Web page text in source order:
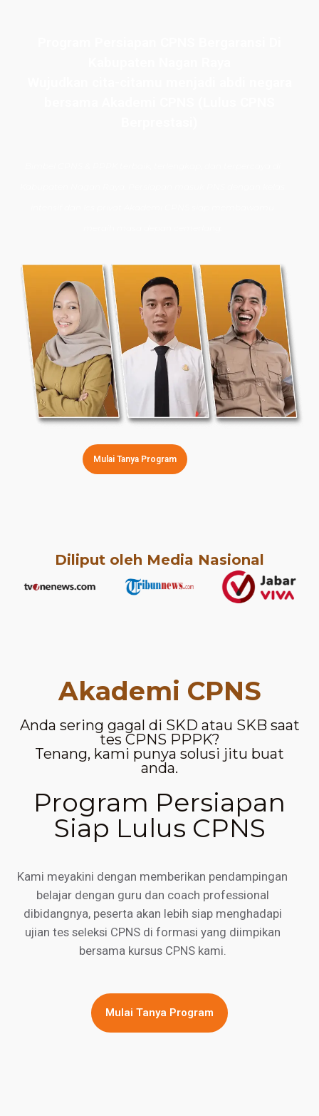
Mulai Tanya Program
Diliput oleh Media Nasional
Akademi CPNS
Anda sering gagal di SKD atau SKB saat
tes CPNS PPPK?
Tenang, kami punya solusi jitu buat
anda.
Program Persiapan
Siap Lulus CPNS
Kami meyakini dengan memberikan pendampingan
belajar dengan guru dan coach professional
dibidangnya, peserta akan lebih siap menghadapi
ujian tes seleksi CPNS di formasi yang diimpikan
bersama kursus CPNS kami.
Mulai Tanya Program